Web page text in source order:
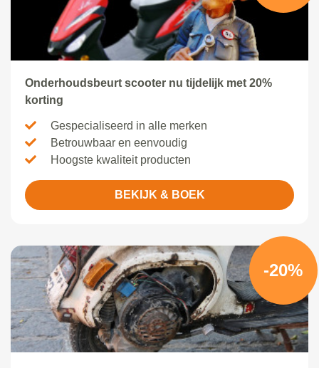
Onderhoudsbeurt scooter nu tijdelijk met 20%
korting
Gespecialiseerd in alle merken
Betrouwbaar en eenvoudig
Hoogste kwaliteit producten
BEKIJK & BOEK
-20%